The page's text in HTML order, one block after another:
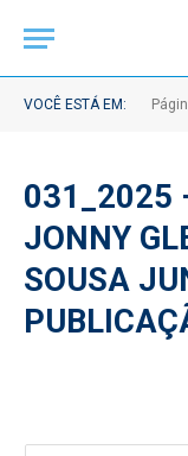
VOCÊ ESTÁ EM:
031_2025
JONNY
SOUSA